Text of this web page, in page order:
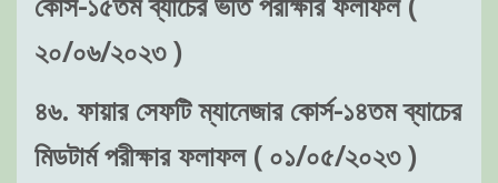
২০/০৬/২০২৩ )
৪৬. ফায়ার সেফটি ম্যানেজার কোর্স-১৪তম ব্যাচের
মিডটার্ম পরীক্ষার ফলাফল ( ০১/০৫/২০২৩ )